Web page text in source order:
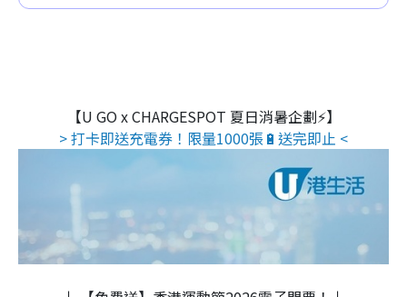
【U GO x CHARGESPOT 夏日消暑企劃⚡】
> 打卡即送充電券！限量1000張🔋送完即止 <